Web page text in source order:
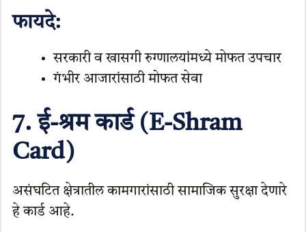
फायदे:
सरकारी व खासगी रुग्णालयांमध्ये मोफत उपचार
गंभीर आजारांसाठी मोफत सेवा
7. ई-श्रम कार्ड (E-Shram
Card)
असंघटित क्षेत्रातील कामगारांसाठी सामाजिक सुरक्षा देणारे
हे कार्ड आहे.